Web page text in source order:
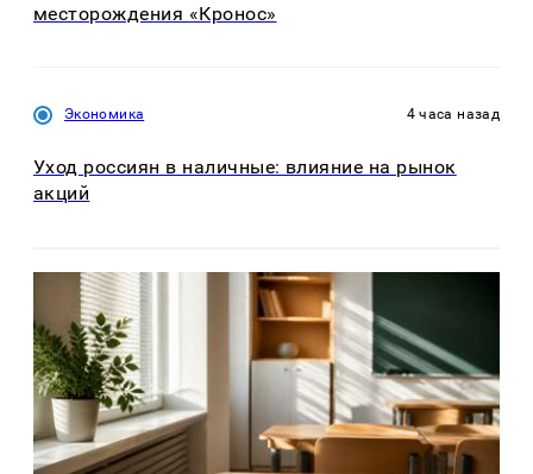
месторождения «Кронос»
Экономика 4 часа назад
Уход россиян в наличные: влияние на рынок
акций